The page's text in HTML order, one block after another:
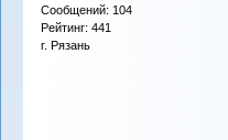
Сообщений: 104
Рейтинг: 441
г. Рязань